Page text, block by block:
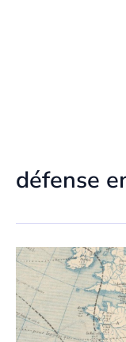
défense